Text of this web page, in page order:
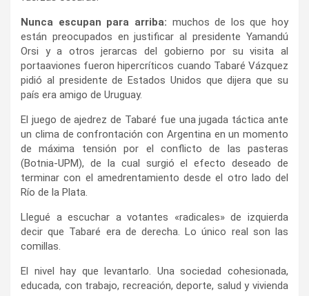
​Nunca escupan para arriba: muchos de los que hoy
están preocupados en justificar al presidente Yamandú
Orsi y a otros jerarcas del gobierno por su visita al
portaaviones fueron hipercríticos cuando Tabaré Vázquez
pidió al presidente de Estados Unidos que dijera que su
país era amigo de Uruguay.
​El juego de ajedrez de Tabaré fue una jugada táctica ante
un clima de confrontación con Argentina en un momento
de máxima tensión por el conflicto de las pasteras
(Botnia-UPM), de la cual surgió el efecto deseado de
terminar con el amedrentamiento desde el otro lado del
Río de la Plata.
​Llegué a escuchar a votantes «radicales» de izquierda
decir que Tabaré era de derecha. Lo único real son las
comillas.
​El nivel hay que levantarlo. Una sociedad cohesionada,
educada, con trabajo, recreación, deporte, salud y vivienda